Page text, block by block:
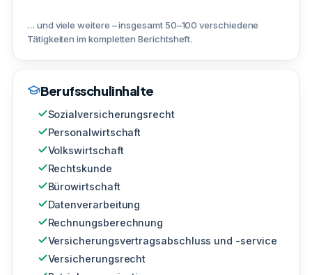
… und viele weitere – insgesamt 50–100 verschiedene
Tätigkeiten im kompletten Berichtsheft.
Berufsschulinhalte
Sozialversicherungsrecht
Personalwirtschaft
Volkswirtschaft
Rechtskunde
Bürowirtschaft
Datenverarbeitung
Rechnungsberechnung
Versicherungsvertragsabschluss und -service
Versicherungsrecht